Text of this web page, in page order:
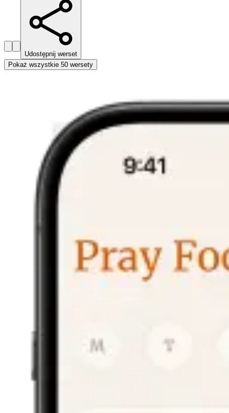
Udostępnij werset
Pokaż wszystkie 50 wersety